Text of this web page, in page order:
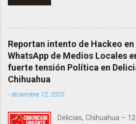
de las calles 20 de
donde vecinos
cuerpo. Elementos
Fiscalía Zona Norte
fallecido no presentaba
Habitantes de la zona
desconocen su
Reportan intento de Hackeo en
WhatsApp de Medios Locales
fuerte tensión Política en
Chihuahua
-diciembre 12, 2025
Delicias, Chihuahua –